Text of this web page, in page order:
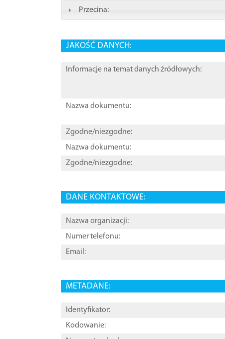
Przecina:
JAKOŚĆ DANYCH:
Informacje na temat danych źródłowych:
Nazwa dokumentu:
Zgodne/niezgodne:
Nazwa dokumentu:
Zgodne/niezgodne:
DANE KONTAKTOWE:
Nazwa organizacji:
Numer telefonu:
Email:
METADANE:
Identyfikator:
Kodowanie: